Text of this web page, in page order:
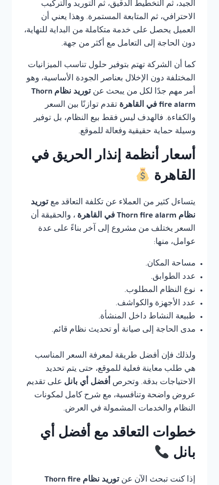
الجيد، ثم التخطيط الدقيق، ثم التوريد والتركيب
الاحترافي، ثم المتابعة المستمرة. وهذا يعني أن
العميل يحصل على خدمة متكاملة من البداية للنهاية،
دون الحاجة إلى التعامل مع أكثر من جهة.
كما أن الشركة تهتم بتوفير حلول تناسب الميزانيات
المختلفة دون الإخلال بعناصر الجودة الأساسية، وهو
أمر مهم جدًا لكل من يبحث عن
توريد نظام Thorn
fire alarm في القاهرة
تقدم توازنًا بين السعر
والكفاءة. فالهدف ليس فقط بيع النظام، بل توفير
وسيلة حماية حقيقية وفعالة للموقع.
أسعار أنظمة إنذار الحريق في
القاهرة
يتساءل كثير من العملاء عن تكلفة التعاقد مع توريد
نظام Thorn fire alarm في القاهرة
، والحقيقة أن
السعر يختلف من مشروع إلى آخر بناءً على عدة
عوامل، منها:
مساحة المكان.
عدد الطوابق.
نوع النظام المطلوب.
عدد الأجهزة والكواشف.
طبيعة النشاط داخل المنشأة.
مدى الحاجة إلى صيانة أو تحديث نظام قائم.
ولذلك فإن أفضل طريقة لمعرفة السعر المناسب
هي طلب معاينة فعلية للموقع، حتى يتم تحديد
الاحتياجات بدقة. وتحرص أفضل أي بانل على تقديم
عروض واضحة وتنافسية، مع شرح كامل لمكونات
النظام والخدمات المشمولة في العرض.
خطوات التعاقد مع أفضل أي
بانل
إذا كنت تبحث الآن عن
توريد نظام Thorn fire